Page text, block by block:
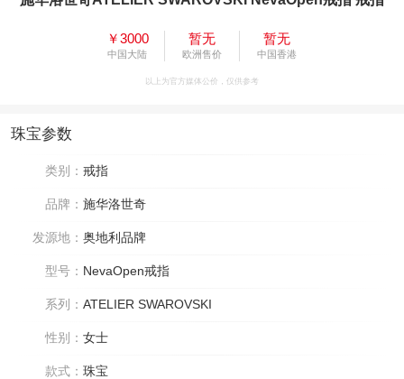
￥3000
中国大陆
暂无
欧洲售价
暂无
中国香港
以上为官方媒体公价，仅供参考
珠宝参数
类别： 戒指
品牌： 施华洛世奇
发源地： 奥地利品牌
型号： NevaOpen戒指
系列： ATELIER SWAROVSKI
性别： 女士
款式： 珠宝